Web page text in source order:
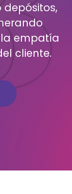
empatía
cliente.